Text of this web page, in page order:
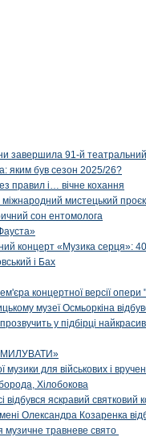
завершила 91-й
яким був сезон 2025/26?
правил і… вічне кохання
мистецький
сон ентомолога
концерт «Музика серця»:
і Бах
концертної версії
музеї Осмьоркіна
у підбірці
для військових і
Хілобокова
відбувся яскравий
Олександра Козаренка
музичне травневе свято